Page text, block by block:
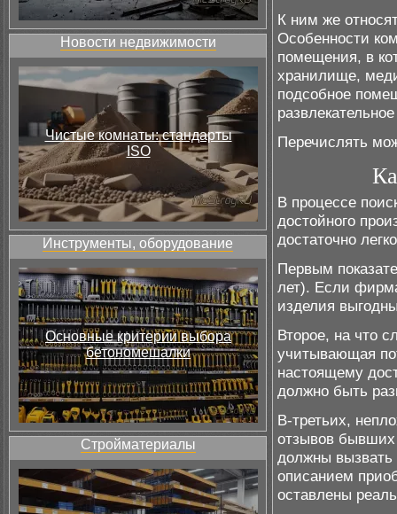
Новости недвижимости
Чистые комнаты: стандарты
ISO
Инструменты, оборудование
Основные критерии выбора
бетономешалки
Стройматериалы
К ним же
Особенности
помещения, в
хранилище,
подсобное
Перечислять
В процессе
достойного
достаточно
Первым
лет). Если
изделия
Второе, на что
учитывающая
настоящему
должно быть
В-третьих,
отзывов бывших
должны вызвать
описанием
оставлены